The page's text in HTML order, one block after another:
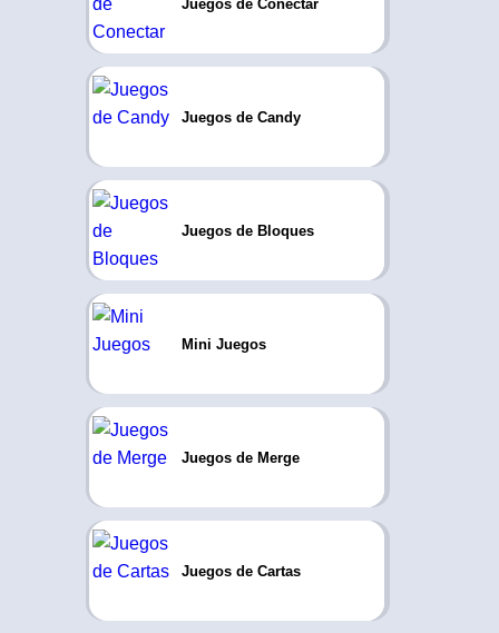
Juegos de Conectar
Juegos de Candy
Juegos de Bloques
Mini Juegos
Juegos de Merge
Juegos de Cartas